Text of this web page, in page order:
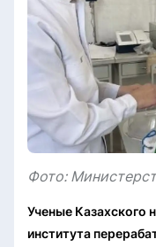
Фото:
Ученые Казахского
института